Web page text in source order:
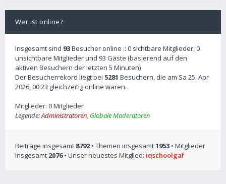
Wer ist online?
Insgesamt sind 93Besucher online :: 0 sichtbare Mitglieder, 0
unsichtbare Mitglieder und 93 Gäste (basierend auf den
aktiven Besuchern der letzten 5 Minuten)
Der Besucherrekord liegt bei 5281 Besuchern, die am Sa 25. Apr
2026, 00:23 gleichzeitig online waren.
Mitglieder: 0 Mitglieder
Legende:Administratoren, Globale Moderatoren
Beiträge insgesamt 8792• Themen insgesamt1953 • Mitglieder
insgesamt 2076• Unser neuestes Mitglied: iqschoolgaf